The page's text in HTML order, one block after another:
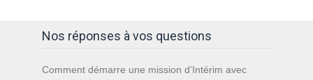
Nos réponses à vos questions
Comment démarre une mission d’Intérim avec